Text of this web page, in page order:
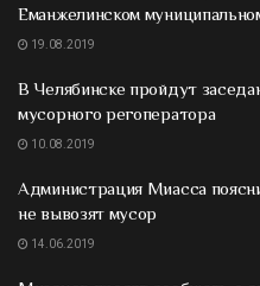
Еманжелинском
19.08.2019
В Челябинске пройдут
мусорного регоператора
10.08.2019
Администрация Миасса
не вывозят мусор
14.06.2019